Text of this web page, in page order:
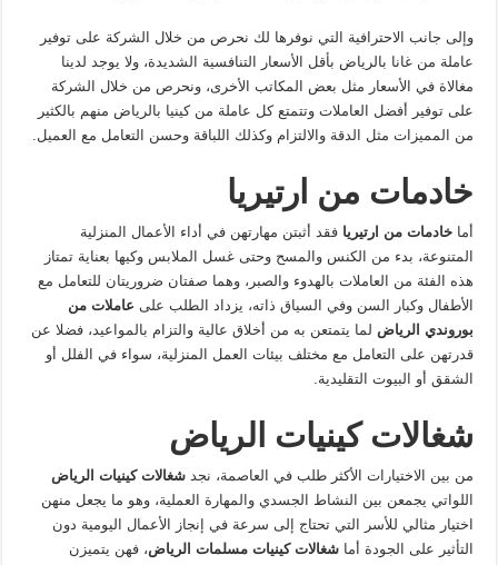
وإلى جانب الاحترافية التي نوفرها لك نحرص من خلال الشركة على توفير
عاملة من غانا بالرياض بأقل الأسعار التنافسية الشديدة، ولا يوجد لدينا
مغالاة في الأسعار مثل بعض المكاتب الأخرى، ونحرص من خلال الشركة
على توفير أفضل العاملات وتتمتع كل عاملة من كينيا بالرياض منهم بالكثير
من المميزات مثل الدقة والالتزام وكذلك اللباقة وحسن التعامل مع العميل.
خادمات من ارتيريا
أماخادمات من ارتيريافقد أثبتن مهارتهن في أداء الأعمال المنزلية
المتنوعة، بدء من الكنس والمسح وحتى غسل الملابس وكيها بعناية تمتاز
هذه الفئة من العاملات بالهدوء والصبر، وهما صفتان ضروريتان للتعامل مع
الأطفال وكبار السن وفي السياق ذاته، يزداد الطلب على عاملات من
بوروندي الرياض لما يتمتعن به من أخلاق عالية والتزام بالمواعيد، فضلا عن
قدرتهن على التعامل مع مختلف بيئات العمل المنزلية، سواء في الفلل أو
الشقق أو البيوت التقليدية.
شغالات كينيات الرياض
من بين الاختيارات الأكثر طلب في العاصمة، نجدشغالات كينيات الرياض
اللواتي يجمعن بين النشاط الجسدي والمهارة العملية، وهو ما يجعل منهن
اختيار مثالي للأسر التي تحتاج إلى سرعة في إنجاز الأعمال اليومية دون
التأثير على الجودة أماشغالات كينيات مسلمات الرياض، فهن يتميزن